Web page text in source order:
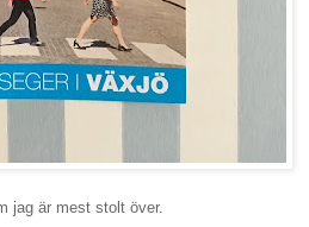
jag är mest stolt över.